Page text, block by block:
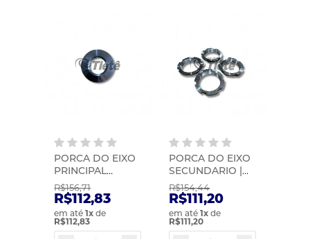
PORCA DO EIXO
PRINCIPAL
CAMBIO G-
211/240 | MIC |
1314
R$156,71
R$112,83
em até1x de
R$112,83
PORCA DO EIXO
SECUNDARIO |
MIC | 0193
R$154,44
R$111,20
em até1x de
R$111,20